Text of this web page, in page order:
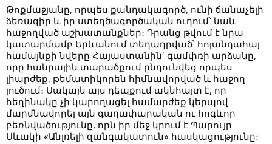
Թոքմաջյանը, որպես քանդակագործ, ունի ճանաչելի
ձեռագիր և իր ստեղծագործական ուղում՝ նաև
հաջողված աշխատանքներ։ Դրանց թվում է նրա
կատարմամբ Երևանում տեղադրված՝ հոլանդահայ
համայնքի նվերը Հայաստանին՝ գամփռի արձանը,
որը հանրային տարածքում ընդունվեց որպես
լիարժեք, թեմատիկորեն հիմնավորված և հաջող
լուծում։ Սակայն այս դեպքում ակնհայտ է, որ
հեղինակը չի կարողացել համարժեք կերպով
մարմնավորել այն գաղափարական ու հոգևոր
բեռնվածությունը, որն իր մեջ կրում է Պարույր
Սևակի «Անլռելի զանգակատուն» հասկացությունը։